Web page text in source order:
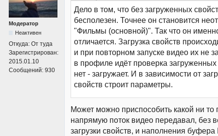
Модератор
Неактивен
Откуда: От туда
Зарегистрирован:
2015.01.10
Сообщений: 930
Дело в том, что без загруженных
бесполезен. Точнее он становится
"Фильмы (основной)". Так что он
отличается. Загрузка свойств
и при повторном запуске видео их не
в профиле идёт проверка загруженных
нет - загружает. И в зависимости от
свойств строит параметры.
Может можно приспособить какой ни
напрямую поток видео передавал, без
загрузки свойств, и наполнения